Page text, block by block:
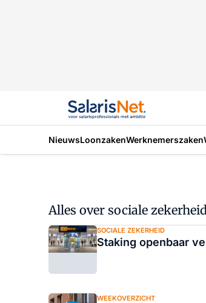
NieuwsLoonzakenWerknemerszaken
Alles over sociale
SOCIALE ZEKERHEID
Staking openbaar
WEEKOVERZICHT